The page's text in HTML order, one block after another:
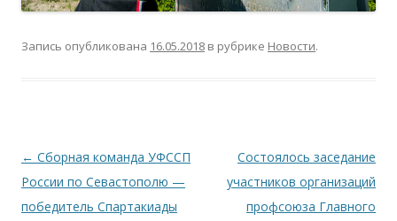
Запись опубликована 16.05.2018 в рубрике Новости.
Навигация по записям
← Сборная команда УФССП
России по Севастополю —
победитель Спартакиады
Состоялось заседание
участников организаций
профсоюза Главного